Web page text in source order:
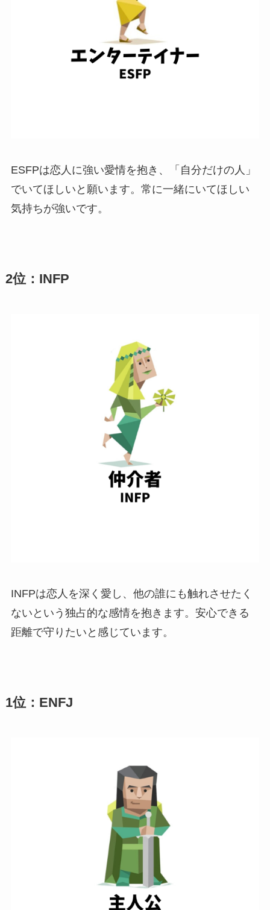
ESFPは恋人に強い愛情を抱き、「自分だけの人」
でいてほしいと願います。常に一緒にいてほしい
気持ちが強いです。
2位：INFP
INFPは恋人を深く愛し、他の誰にも触れさせたく
ないという独占的な感情を抱きます。安心できる
距離で守りたいと感じています。
1位：ENFJ